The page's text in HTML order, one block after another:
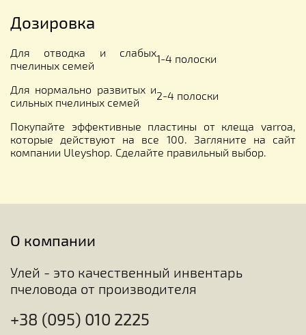
Дозировка
Для отводка и слабых
пчелиных семей
1-4 полоски
Для нормально развитых и
сильных пчелиных семей
2-4 полоски
Покупайте эффективные пластины от клеща varroa,
которые действуют на все 100. Загляните на сайт
компании Uleyshop. Сделайте правильный выбор.
О компании
Улей - это качественный инвентарь
пчеловода от производителя
+38 (095) 010 2225